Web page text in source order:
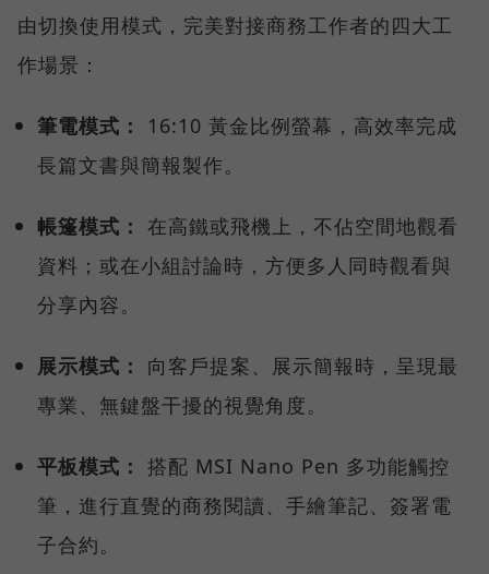
由切換使用模式，完美對接商務工作者的四大工
作場景：
筆電模式：
16:10 黃金比例螢幕，高效率完成
長篇文書與簡報製作。
帳篷模式： 在高鐵或飛機上，不佔空間地觀看
資料；或在小組討論時，方便多人同時觀看與
分享內容。
展示模式：
向客戶提案、展示簡報時，呈現最
專業、無鍵盤干擾的視覺角度。
平板模式： 搭配 MSI Nano Pen 多功能觸控
筆，進行直覺的商務閱讀、手繪筆記、簽署電
子合約。